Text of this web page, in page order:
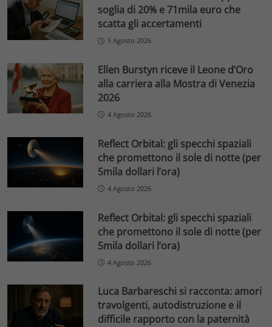
soglia di 20% e 71mila euro che
scatta gli accertamenti
5 Agosto 2026
Ellen Burstyn riceve il Leone d’Oro
alla carriera alla Mostra di Venezia
2026
4 Agosto 2026
Reflect Orbital: gli specchi spaziali
che promettono il sole di notte (per
5mila dollari l’ora)
4 Agosto 2026
Reflect Orbital: gli specchi spaziali
che promettono il sole di notte (per
5mila dollari l’ora)
4 Agosto 2026
Luca Barbareschi si racconta: amori
travolgenti, autodistruzione e il
difficile rapporto con la paternità